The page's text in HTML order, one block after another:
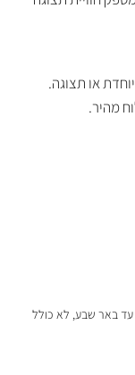
עד באר שבע, לא כולל
או תצוגה.
מהיר.